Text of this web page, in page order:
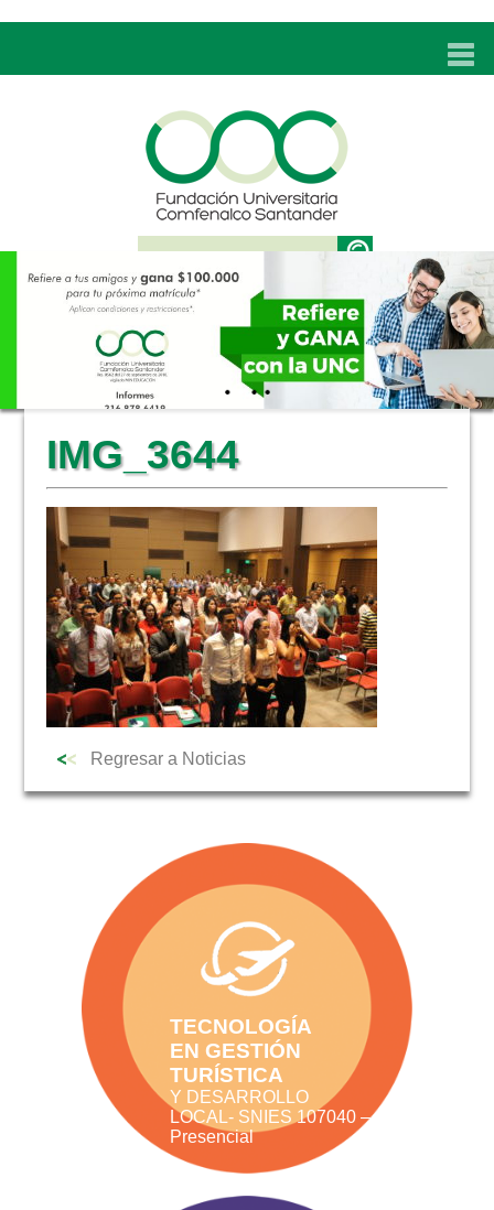
UNC
ADMISIONES
PROGRAMAS
TÉCNICOS LABORALES
BIENESTAR
BIBLIOTECA
NOTICIAS
IMG_3644
Regresar a Noticias
TECNOLOGÍA
EN GESTIÓN
TURÍSTICA
Y DESARROLLO
LOCAL- SNIES 107040 –
Presencial